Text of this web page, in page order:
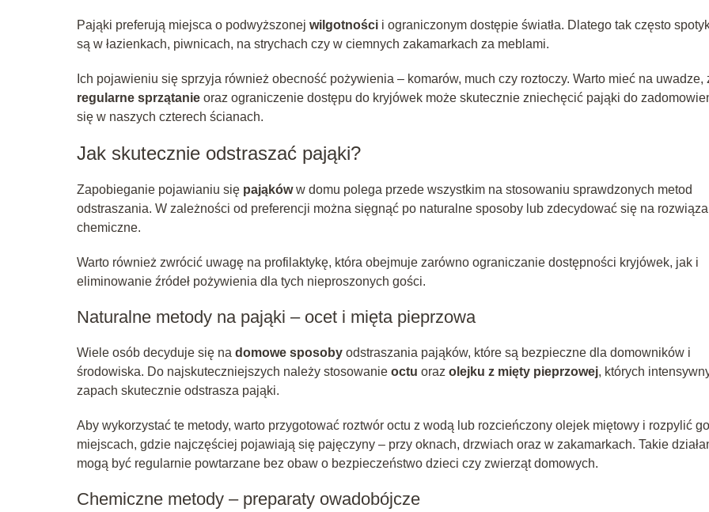
Pająki preferują miejsca o podwyższonej wilgotności i ograniczonym dostępie światła. Dlatego tak często
są w łazienkach, piwnicach, na strychach czy w ciemnych zakamarkach za meblami.
Ich pojawieniu się sprzyja również obecność pożywienia – komarów, much czy roztoczy. Warto mieć na uwadze,
regularne sprzątanie oraz ograniczenie dostępu do kryjówek może skutecznie zniechęcić pająki do
się w naszych czterech ścianach.
Jak skutecznie odstraszać pająki?
Zapobieganie pojawianiu się pająkóww domu polega przede wszystkim na stosowaniu sprawdzonych metod
odstraszania. W zależności od preferencji można sięgnąć po naturalne sposoby lub zdecydować się na
chemiczne.
Warto również zwrócić uwagę na profilaktykę, która obejmuje zarówno ograniczanie dostępności kryjówek, jak i
eliminowanie źródeł pożywienia dla tych nieproszonych gości.
Naturalne metody na pająki – ocet i mięta pieprzowa
Wiele osób decyduje się na domowe sposoby odstraszania pająków, które są bezpieczne dla domowników i
środowiska. Do najskuteczniejszych należy stosowanie octu oraz olejku z mięty pieprzowej, których
zapach skutecznie odstrasza pająki.
Aby wykorzystać te metody, warto przygotować roztwór octu z wodą lub rozcieńczony olejek miętowy i rozpylić
miejscach, gdzie najczęściej pojawiają się pajęczyny – przy oknach, drzwiach oraz w zakamarkach. Takie
mogą być regularnie powtarzane bez obaw o bezpieczeństwo dzieci czy zwierząt domowych.
Chemiczne metody – preparaty owadobójcze